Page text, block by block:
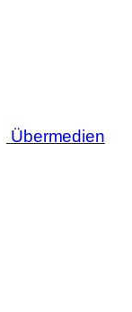
Übermedien